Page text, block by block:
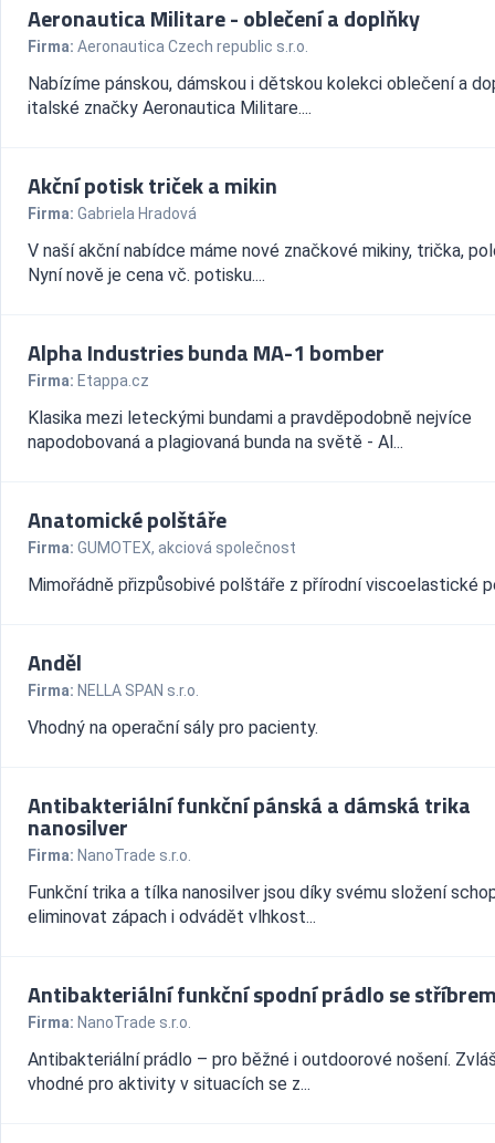
Aeronautica Militare - oblečení a doplňky
Firma: Aeronautica Czech republic s.r.o.
Nabízíme pánskou, dámskou i dětskou kolekci oblečení a
italské značky Aeronautica Militare....
Akční potisk triček a mikin
Firma: Gabriela Hradová
V naší akční nabídce máme nové značkové mikiny, trička,
Nyní nově je cena vč. potisku....
Alpha Industries bunda MA-1 bomber
Firma: Etappa.cz
Klasika mezi leteckými bundami a pravděpodobně nejvíce
napodobovaná a plagiovaná bunda na světě - Al...
Anatomické polštáře
Firma: GUMOTEX, akciová společnost
Mimořádně přizpůsobivé polštáře z přírodní viscoelastické
Anděl
Firma: NELLA SPAN s.r.o.
Vhodný na operační sály pro pacienty.
Antibakteriální funkční pánská a dámská trika
nanosilver
Firma: NanoTrade s.r.o.
Funkční trika a tílka nanosilver jsou díky svému složení
eliminovat zápach i odvádět vlhkost...
Antibakteriální funkční spodní prádlo se
Firma: NanoTrade s.r.o.
Antibakteriální prádlo – pro běžné i outdoorové nošení.
vhodné pro aktivity v situacích se z...